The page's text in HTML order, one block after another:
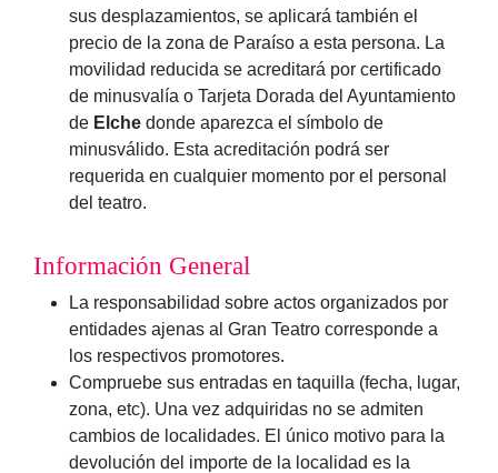
sus desplazamientos, se aplicará también el
precio de la zona de Paraíso a esta persona. La
movilidad reducida se acreditará por certificado
de minusvalía o Tarjeta Dorada del Ayuntamiento
de Elche donde aparezca el símbolo de
minusválido. Esta acreditación podrá ser
requerida en cualquier momento por el personal
del teatro.
Información General
La responsabilidad sobre actos organizados por
entidades ajenas al Gran Teatro corresponde a
los respectivos promotores.
Compruebe sus entradas en taquilla (fecha, lugar,
zona, etc). Una vez adquiridas no se admiten
cambios de localidades. El único motivo para la
devolución del importe de la localidad es la